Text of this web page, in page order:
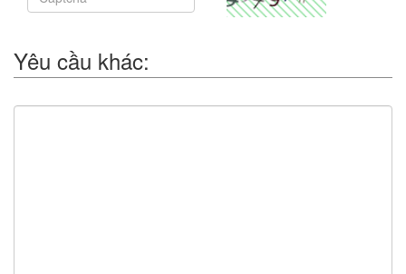
Yêu cầu khác: